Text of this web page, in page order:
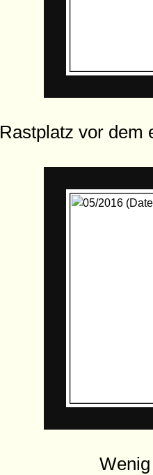
Rastplatz vor dem